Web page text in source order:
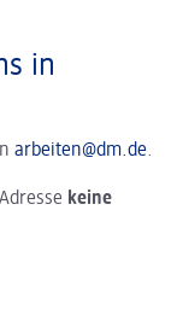
in
arbeiten@dm.de.
keine